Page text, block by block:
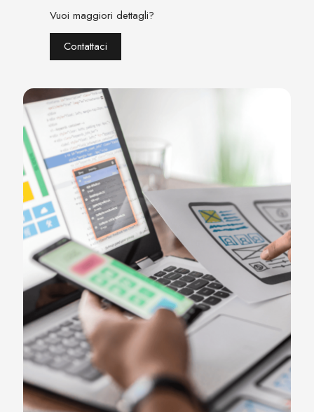
Vuoi maggiori dettagli?
Contattaci